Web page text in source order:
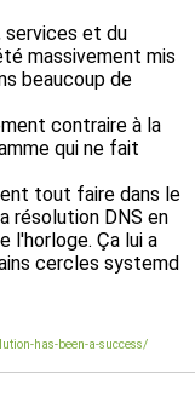
services et du
massivement mis
beaucoup de
contraire à la
qui ne fait
tout faire dans le
résolution DNS en
l'horloge. Ça lui a
cercles systemd
has-been-a-success/